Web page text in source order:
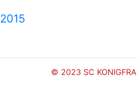
© 2023 SC